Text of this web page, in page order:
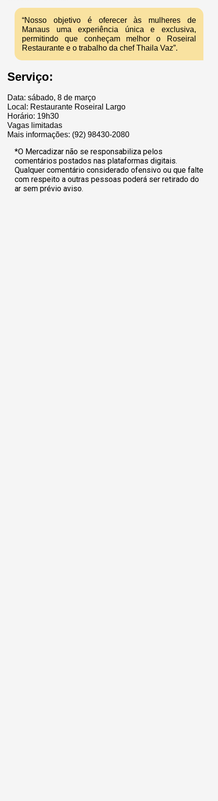
“Nosso objetivo é oferecer às mulheres de
Manaus uma experiência única e exclusiva,
permitindo que conheçam melhor o Roseiral
Restaurante e o trabalho da chef Thaila Vaz”.
Serviço:
Data: sábado, 8 de março
Local: Restaurante Roseiral Largo
Horário: 19h30
Vagas limitadas
Mais informações: (92) 98430-2080
*O Mercadizar não se responsabiliza pelos
comentários postados nas plataformas digitais.
Qualquer comentário considerado ofensivo ou que falte
com respeito a outras pessoas poderá ser retirado do
ar sem prévio aviso.